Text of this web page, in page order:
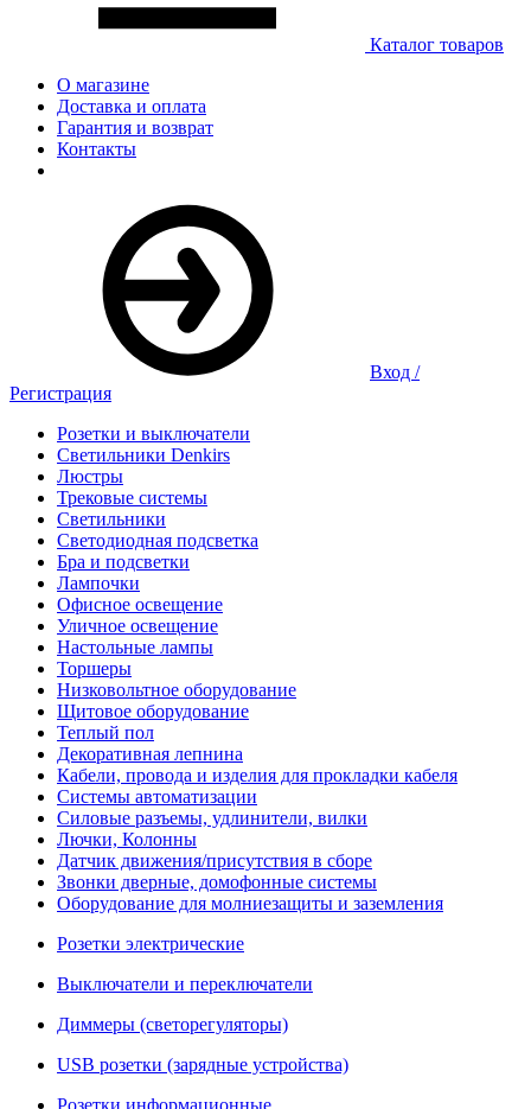
Каталог товаров
О магазине
Доставка и оплата
Гарантия и возврат
Контакты
Вход /
Регистрация
Розетки и выключатели
Светильники Denkirs
Люстры
Трековые системы
Светильники
Светодиодная подсветка
Бра и подсветки
Лампочки
Офисное освещение
Уличное освещение
Настольные лампы
Торшеры
Низковольтное оборудование
Щитовое оборудование
Теплый пол
Декоративная лепнина
Кабели, провода и изделия для прокладки кабеля
Системы автоматизации
Силовые разъемы, удлинители, вилки
Лючки, Колонны
Датчик движения/присутствия в сборе
Звонки дверные, домофонные системы
Оборудование для молниезащиты и заземления
Розетки электрические
Выключатели и переключатели
Диммеры (светорегуляторы)
USB розетки (зарядные устройства)
Розетки информационные